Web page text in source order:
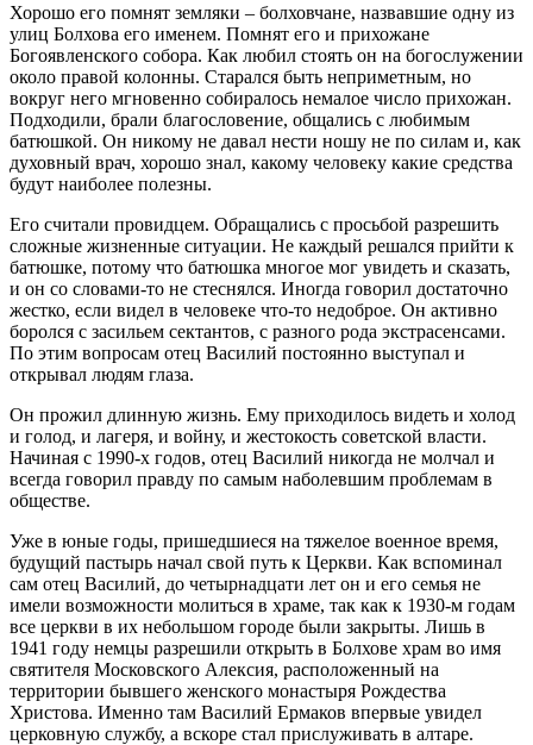
Хорошо его помнят земляки – болховчане, назвавшие одну из
улиц Болхова его именем. Помнят его и прихожане
Богоявленского собора. Как любил стоять он на богослужении
около правой колонны. Старался быть неприметным, но
вокруг него мгновенно собиралось немалое число прихожан.
Подходили, брали благословение, общались с любимым
батюшкой. Он никому не давал нести ношу не по силам и, как
духовный врач, хорошо знал, какому человеку какие средства
будут наиболее полезны.
Его считали провидцем. Обращались с просьбой разрешить
сложные жизненные ситуации. Не каждый решался прийти к
батюшке, потому что батюшка многое мог увидеть и сказать,
и он со словами-то не стеснялся. Иногда говорил достаточно
жестко, если видел в человеке что-то недоброе. Он активно
боролся с засильем сектантов, с разного рода экстрасенсами.
По этим вопросам отец Василий постоянно выступал и
открывал людям глаза.
Он прожил длинную жизнь. Ему приходилось видеть и холод
и голод, и лагеря, и войну, и жестокость советской власти.
Начиная с 1990-х годов, отец Василий никогда не молчал и
всегда говорил правду по самым наболевшим проблемам в
обществе.
Уже в юные годы, пришедшиеся на тяжелое военное время,
будущий пастырь начал свой путь к Церкви. Как вспоминал
сам отец Василий, до четырнадцати лет он и его семья не
имели возможности молиться в храме, так как к 1930-м годам
все церкви в их небольшом городе были закрыты. Лишь в
1941 году немцы разрешили открыть в Болхове храм во имя
святителя Московского Алексия, расположенный на
территории бывшего женского монастыря Рождества
Христова. Именно там Василий Ермаков впервые увидел
церковную службу, а вскоре стал прислуживать в алтаре.